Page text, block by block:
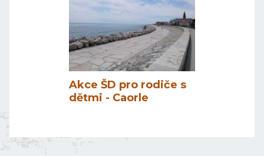
Akce ŠD pro rodiče s
dětmi - Caorle